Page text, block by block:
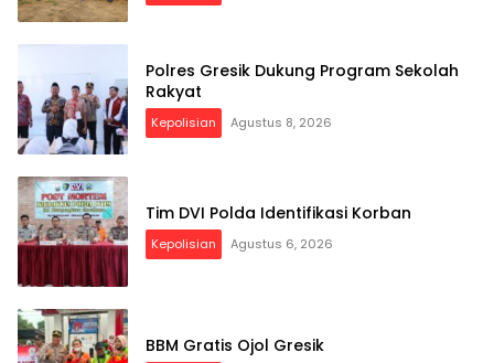
Polres Gresik Dukung Program Sekolah
Rakyat
Kepolisian Agustus 8, 2026
Tim DVI Polda Identifikasi Korban
Kepolisian Agustus 6, 2026
BBM Gratis Ojol Gresik